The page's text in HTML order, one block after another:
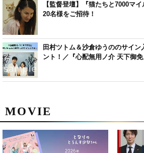
MOVIE
【監督登壇】『猫たちと7000マ
20名様をご招待！
田村ツトム＆沙倉ゆうののサイ
ント！／『心配無用ノ介 天下御免